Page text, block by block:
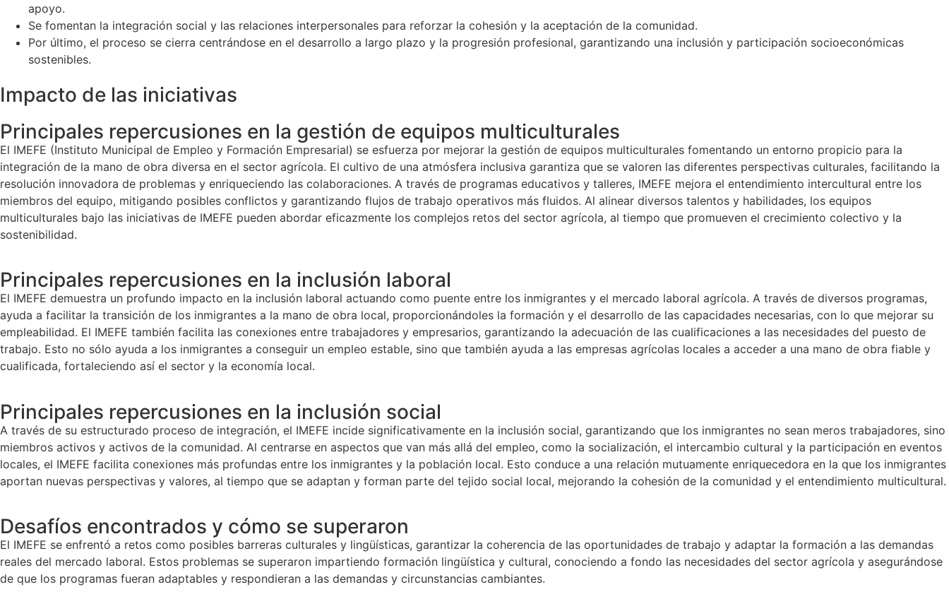
apoyo.
Se fomentan la integración social y las relaciones interpersonales para reforzar la cohesión y la aceptación de la comunidad.
Por último, el proceso se cierra centrándose en el desarrollo a largo plazo y la progresión profesional, garantizando una inclusión y participación socioeconómicas
sostenibles.
Impacto de las iniciativas
Principales repercusiones en la gestión de equipos multiculturales
El IMEFE (Instituto Municipal de Empleo y Formación Empresarial) se esfuerza por mejorar la gestión de equipos multiculturales fomentando un entorno propicio para la
integración de la mano de obra diversa en el sector agrícola. El cultivo de una atmósfera inclusiva garantiza que se valoren las diferentes perspectivas culturales, facilitando la
resolución innovadora de problemas y enriqueciendo las colaboraciones. A través de programas educativos y talleres, IMEFE mejora el entendimiento intercultural entre los
miembros del equipo, mitigando posibles conflictos y garantizando flujos de trabajo operativos más fluidos. Al alinear diversos talentos y habilidades, los equipos
multiculturales bajo las iniciativas de IMEFE pueden abordar eficazmente los complejos retos del sector agrícola, al tiempo que promueven el crecimiento colectivo y la
sostenibilidad.
Principales repercusiones en la inclusión laboral
El IMEFE demuestra un profundo impacto en la inclusión laboral actuando como puente entre los inmigrantes y el mercado laboral agrícola. A través de diversos programas,
ayuda a facilitar la transición de los inmigrantes a la mano de obra local, proporcionándoles la formación y el desarrollo de las capacidades necesarias, con lo que mejorar su
empleabilidad. El IMEFE también facilita las conexiones entre trabajadores y empresarios, garantizando la adecuación de las cualificaciones a las necesidades del puesto de
trabajo. Esto no sólo ayuda a los inmigrantes a conseguir un empleo estable, sino que también ayuda a las empresas agrícolas locales a acceder a una mano de obra fiable y
cualificada, fortaleciendo así el sector y la economía local.
Principales repercusiones en la inclusión social
A través de su estructurado proceso de integración, el IMEFE incide significativamente en la inclusión social, garantizando que los inmigrantes no sean meros trabajadores, sino
miembros activos y activos de la comunidad. Al centrarse en aspectos que van más allá del empleo, como la socialización, el intercambio cultural y la participación en eventos
locales, el IMEFE facilita conexiones más profundas entre los inmigrantes y la población local. Esto conduce a una relación mutuamente enriquecedora en la que los inmigrantes
aportan nuevas perspectivas y valores, al tiempo que se adaptan y forman parte del tejido social local, mejorando la cohesión de la comunidad y el entendimiento multicultural.
Desafíos encontrados y cómo se superaron
El IMEFE se enfrentó a retos como posibles barreras culturales y lingüísticas, garantizar la coherencia de las oportunidades de trabajo y adaptar la formación a las demandas
reales del mercado laboral. Estos problemas se superaron impartiendo formación lingüística y cultural, conociendo a fondo las necesidades del sector agrícola y asegurándose
de que los programas fueran adaptables y respondieran a las demandas y circunstancias cambiantes.